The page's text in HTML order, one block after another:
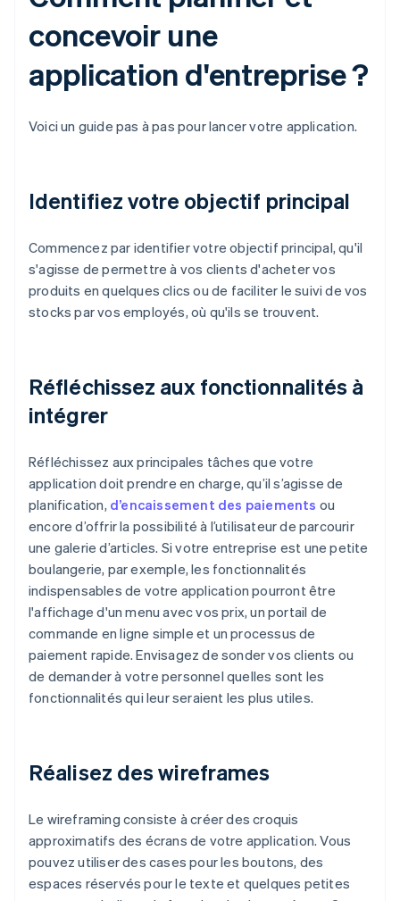
concevoir une
application d'entreprise ?
Voici un guide pas à pas pour lancer votre application.
Identifiez votre objectif principal
Commencez par identifier votre objectif principal, qu'il
s'agisse de permettre à vos clients d'acheter vos
produits en quelques clics ou de faciliter le suivi de vos
stocks par vos employés, où qu'ils se trouvent.
Réfléchissez aux fonctionnalités à
intégrer
Réfléchissez aux principales tâches que votre
application doit prendre en charge, qu’il s’agisse de
planification, d’encaissement des paiements ou
encore d’offrir la possibilité à l’utilisateur de parcourir
une galerie d’articles. Si votre entreprise est une petite
boulangerie, par exemple, les fonctionnalités
indispensables de votre application pourront être
l'affichage d'un menu avec vos prix, un portail de
commande en ligne simple et un processus de
paiement rapide. Envisagez de sonder vos clients ou
de demander à votre personnel quelles sont les
fonctionnalités qui leur seraient les plus utiles.
Réalisez des wireframes
Le wireframing consiste à créer des croquis
approximatifs des écrans de votre application. Vous
pouvez utiliser des cases pour les boutons, des
espaces réservés pour le texte et quelques petites